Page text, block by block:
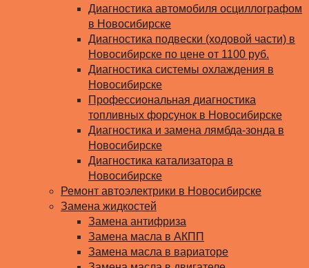
Диагностика автомобиля осциллографом
в Новосибирске
Диагностика подвески (ходовой части) в
Новосибирске по цене от 1100 руб.
Диагностика системы охлаждения в
Новосибирске
Профессиональная диагностика
топливных форсунок в Новосибирске
Диагностика и замена лямбда-зонда в
Новосибирске
Диагностика катализатора в
Новосибирске
Ремонт автоэлектрики в Новосибирске
Замена жидкостей
Замена антифриза
Замена масла в АКПП
Замена масла в вариаторе